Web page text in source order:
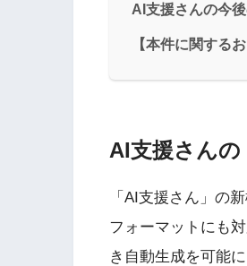
AI支援さんの今
【本件に関する
AI支援さんの
「AI支援さん」の
フォーマットにも
き自動生成を可能に